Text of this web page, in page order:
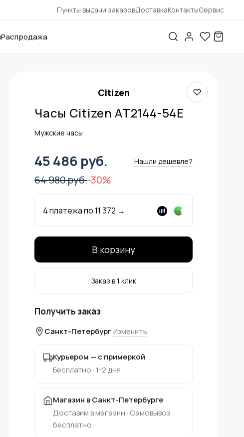
Пункты выдачи заказовДоставкаКонтактыСервис
Распродажа
Citizen
Часы Citizen AT2144-54E
Мужские часы
45 486 руб. Нашли дешевле?
64 980 руб.-30%
4 платежа по11 372 →
В корзину
Заказ в 1 клик
Получить заказ
Санкт-Петербург Изменить
Курьером — с примеркой
Бесплатно · 1-2 дня
Магазин в Санкт-Петербурге
Доставим в магазин · Самовывоз
бесплатно